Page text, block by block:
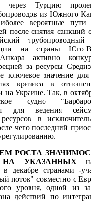
через Турцию
из Южного
вероятные пути
после снятия санкций
трубопроводный
на страны Юго-
Анкара активно
за ресурсы
ключевое значение для
кризиса в
на Украине. Так, в
судно
для ведения
в
чего последний
РОСТА
НА УКАЗАННЫХ
в декабре странами -
поток" совместно с
уровня, одной из
действий по